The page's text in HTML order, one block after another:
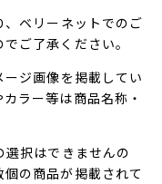
ベリーネットでのご
ご了承ください。
ジ画像を掲載してい
ラー等は商品名称・
択はできませんの
の商品が掲載されて